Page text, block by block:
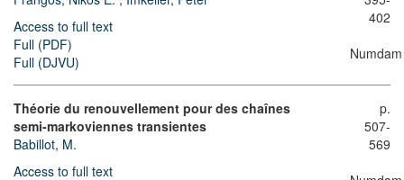
Access to full text
Full (PDF)
Full (DJVU)
402
Numdam
Théorie du renouvellement pour des chaînes
semi-markoviennes transientes
Babillot, M.
Access to full text
p.
507-
569